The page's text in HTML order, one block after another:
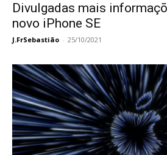
Divulgadas mais
novo iPhone SE
J.FrSebastião - 25/10/2021